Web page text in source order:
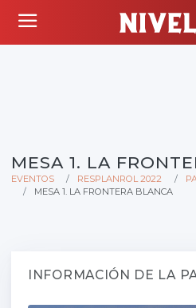
MESA 1. LA
EVENTOS RESPLANROL 2022
MESA 1. LA FRONTERA BLANCA
INFORMACIÓN DE LA